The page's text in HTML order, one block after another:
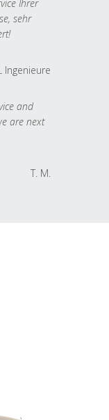
Ihrer
sehr
Ingenieure
and
are next
T. M.